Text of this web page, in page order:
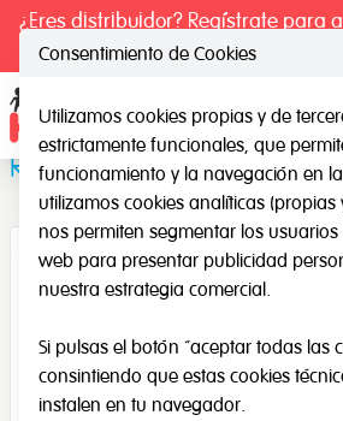
¿Eres distribuidor? Regístrate para
exclusivos.
Relojes de arena
Consentimiento de Cookies
Utilizamos cookies propias y de
estrictamente funcionales, que
funcionamiento y la navegación en
utilizamos cookies analíticas (propias
nos permiten segmentar los
web para presentar publicidad
nuestra estrategia comercial.
Si pulsas el botón “aceptar todas las
consintiendo que estas cookies
instalen en tu navegador.